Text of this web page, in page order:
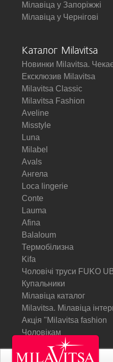
Мілавіца у Запоріжжі
Мілавіца у Чернігові
Каталог Milavitsa
Новинки Milavitsa.
Ексклюзив Milavitsa
Milavitsa Classic
Milavitsa Fashion
Aveline
Misstyle
Luna
Milabel
Avals
Ангела
Loca lingerie
Conte
Lauma
Afina
Balaloum
Термобілизна
Kifa
Чоловічі труси FUKO
Купальники
Мілавіца каталог
Milavitsa. Мілавіца
Акція "Milavitsa fashion
Чоловікам
©